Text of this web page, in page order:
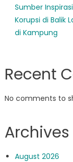
Sumber Inspirasi
Korupsi di Balik
di Kampung
Recent
No comments to
Archives
August 2026